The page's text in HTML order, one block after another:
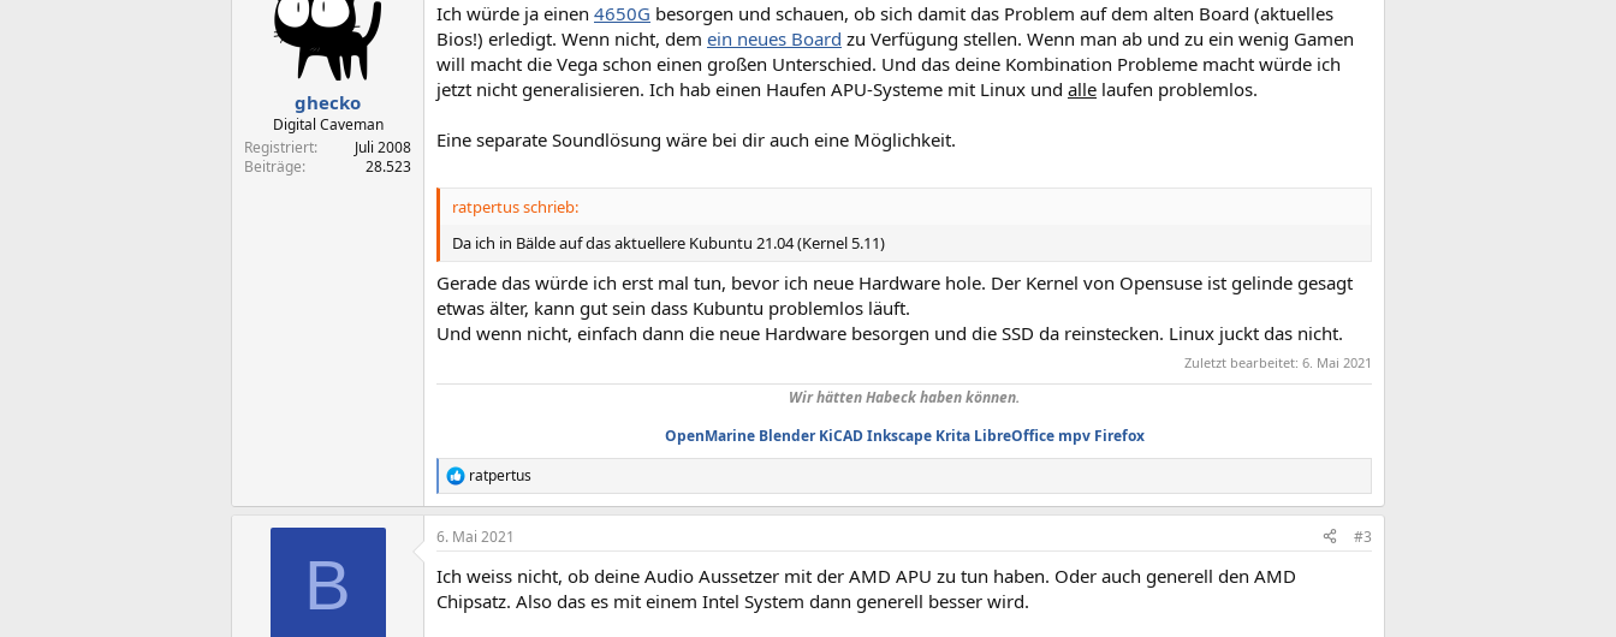
ghecko
Digital Caveman
Registriert
Juli 2008
Beiträge
28.523
Ich würde ja einen 4650G besorgen und schauen, ob sich damit das Problem auf dem alten Board (aktuelles
Bios!) erledigt. Wenn nicht, dem ein neues Board zu Verfügung stellen. Wenn man ab und zu ein wenig Gamen
will macht die Vega schon einen großen Unterschied. Und das deine Kombination Probleme macht würde ich
jetzt nicht generalisieren. Ich hab einen Haufen APU-Systeme mit Linux und alle laufen problemlos.
Eine separate Soundlösung wäre bei dir auch eine Möglichkeit.
ratpertus schrieb:
Da ich in Bälde auf das aktuellere Kubuntu 21.04 (Kernel 5.11)
Gerade das würde ich erst mal tun, bevor ich neue Hardware hole. Der Kernel von Opensuse ist gelinde gesagt
etwas älter, kann gut sein dass Kubuntu problemlos läuft.
Und wenn nicht, einfach dann die neue Hardware besorgen und die SSD da reinstecken. Linux juckt das nicht.
Zuletzt bearbeitet: 6. Mai 2021
Wir hätten Habeck haben können.
OpenMarine Blender KiCAD Inkscape Krita LibreOffice mpv Firefox
R
e
a
k
i
o
ratpertus
B
6. Mai 2021 #3
Ich weiss nicht, ob deine Audio Aussetzer mit der AMD APU zu tun haben. Oder auch generell den AMD
Chipsatz. Also das es mit einem Intel System dann generell besser wird.